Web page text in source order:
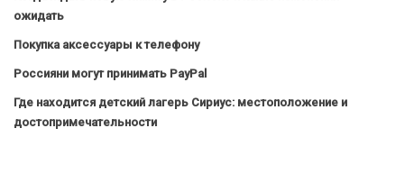
ожидать
Покупка аксессуары к телефону
Россияни могут принимать PayPal
Где находится детский лагерь Сириус: местоположение и
достопримечательности